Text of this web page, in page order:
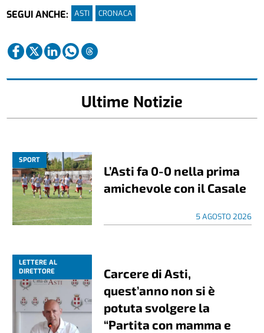
SEGUI ANCHE:
ASTI CRONACA
Ultime Notizie
SPORT
L’Asti fa 0-0 nella prima
amichevole con il Casale
5 AGOSTO 2026
LETTERE AL
DIRETTORE
Carcere di Asti,
quest’anno non si è
potuta svolgere la
“Partita con mamma e